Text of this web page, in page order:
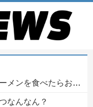
おじさんに怒られるｗｗｗ
なんなん？